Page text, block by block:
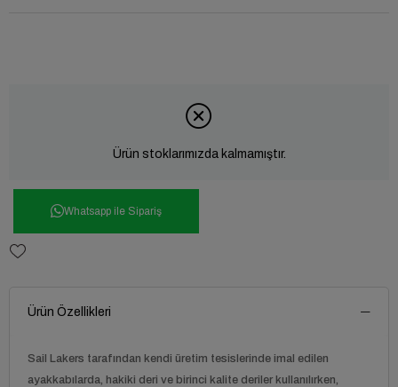
Ürün stoklarımızda kalmamıştır.
Whatsapp ile Sipariş
Ürün Özellikleri
Sail Lakers tarafından kendi üretim tesislerinde imal edilen
ayakkabılarda, hakiki deri ve birinci kalite deriler kullanılırken,